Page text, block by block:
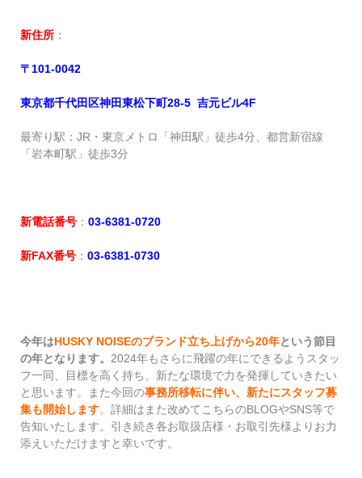
新住所 ：
〒101-0042
東京都千代田区神田東松下町28-5 吉元ビル4F
最寄り駅：JR・東京メトロ「神田駅」徒歩4分、都営新宿線
「岩本町駅」徒歩3分
新電話番号 ：03-6381-0720
新FAX番号 ：03-6381-0730
今年はHUSKY NOISEのブランド立ち上げから20年という節目
の年となります。 2024年もさらに飛躍の年にできるようスタッ
フ一同、目標を高く持ち、新たな環境で力を発揮していきたい
と思います。また今回の事務所移転に伴い、新たにスタッフ募
集も開始します。詳細はまた改めてこちらのBLOGやSNS等で
告知いたします。引き続き各お取扱店様・お取引先様よりお力
添えいただけますと幸いです。